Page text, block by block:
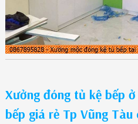
Xưởng đóng tủ kệ bếp
bếp giá rẻ Tp Vũng Tàu